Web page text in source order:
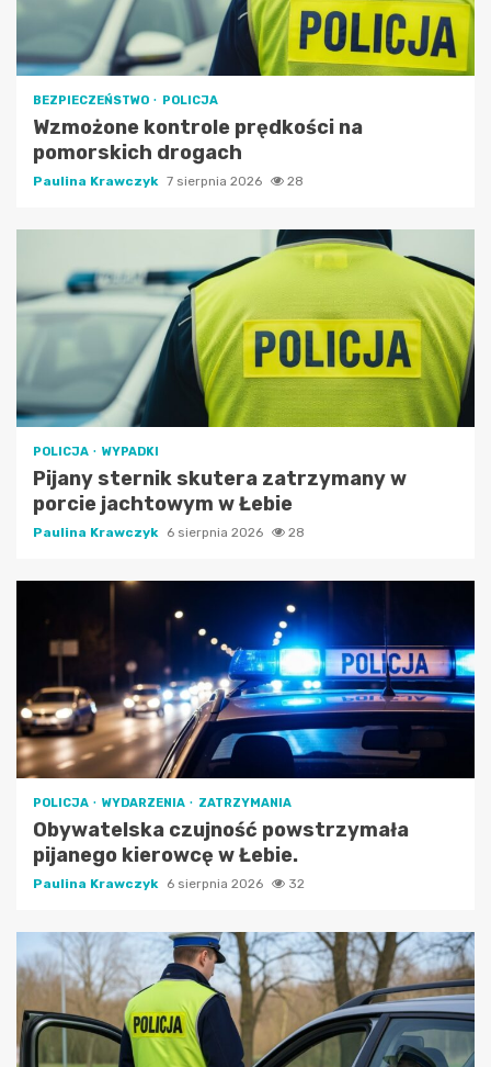
BEZPIECZEŃSTWO POLICJA
Wzmożone kontrole prędkości na
pomorskich drogach
Paulina Krawczyk 7 sierpnia 2026 28
POLICJA WYPADKI
Pijany sternik skutera zatrzymany w
porcie jachtowym w Łebie
Paulina Krawczyk 6 sierpnia 2026 28
POLICJA WYDARZENIA ZATRZYMANIA
Obywatelska czujność powstrzymała
pijanego kierowcę w Łebie.
Paulina Krawczyk 6 sierpnia 2026 32